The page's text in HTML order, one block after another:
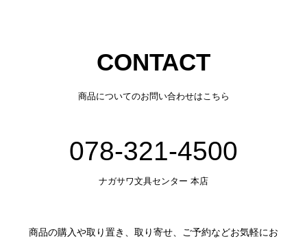
CONTACT
商品についてのお問い合わせはこちら
078-321-4500
ナガサワ文具センター 本店
商品の購入や取り置き、取り寄せ、ご予約などお気軽にお